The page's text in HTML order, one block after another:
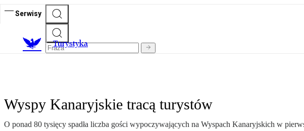
Serwisy
Turystyka
Wyspy Kanaryjskie tracą turystów
O ponad 80 tysięcy spadła liczba gości wypoczywających na Wyspach Kanaryjskich w